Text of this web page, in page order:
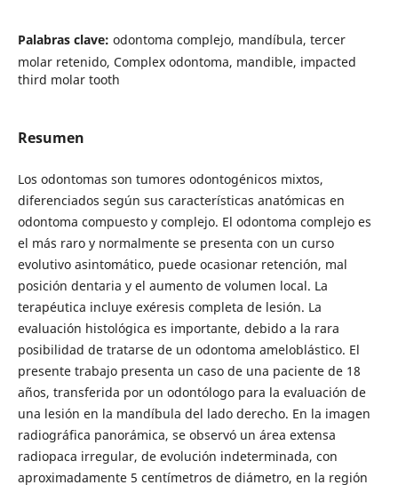
Palabras clave: odontoma complejo, mandíbula, tercer
molar retenido, Complex odontoma, mandible, impacted
third molar tooth
Resumen
Los odontomas son tumores odontogénicos mixtos,
diferenciados según sus características anatómicas en
odontoma compuesto y complejo. El odontoma complejo es
el más raro y normalmente se presenta con un curso
evolutivo asintomático, puede ocasionar retención, mal
posición dentaria y el aumento de volumen local. La
terapéutica incluye exéresis completa de lesión. La
evaluación histológica es importante, debido a la rara
posibilidad de tratarse de un odontoma ameloblástico. El
presente trabajo presenta un caso de una paciente de 18
años, transferida por un odontólogo para la evaluación de
una lesión en la mandíbula del lado derecho. En la imagen
radiográfica panorámica, se observó un área extensa
radiopaca irregular, de evolución indeterminada, con
aproximadamente 5 centímetros de diámetro, en la región